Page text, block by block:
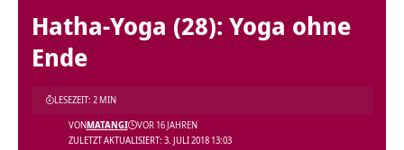
Hatha-Yoga (28): Yoga ohne
Ende
ZULETZT AKTUALISIERT: 3. JULI 2018 13:03
VONMATANGI VOR 16 JAHREN
LESEZEIT: 2 MIN